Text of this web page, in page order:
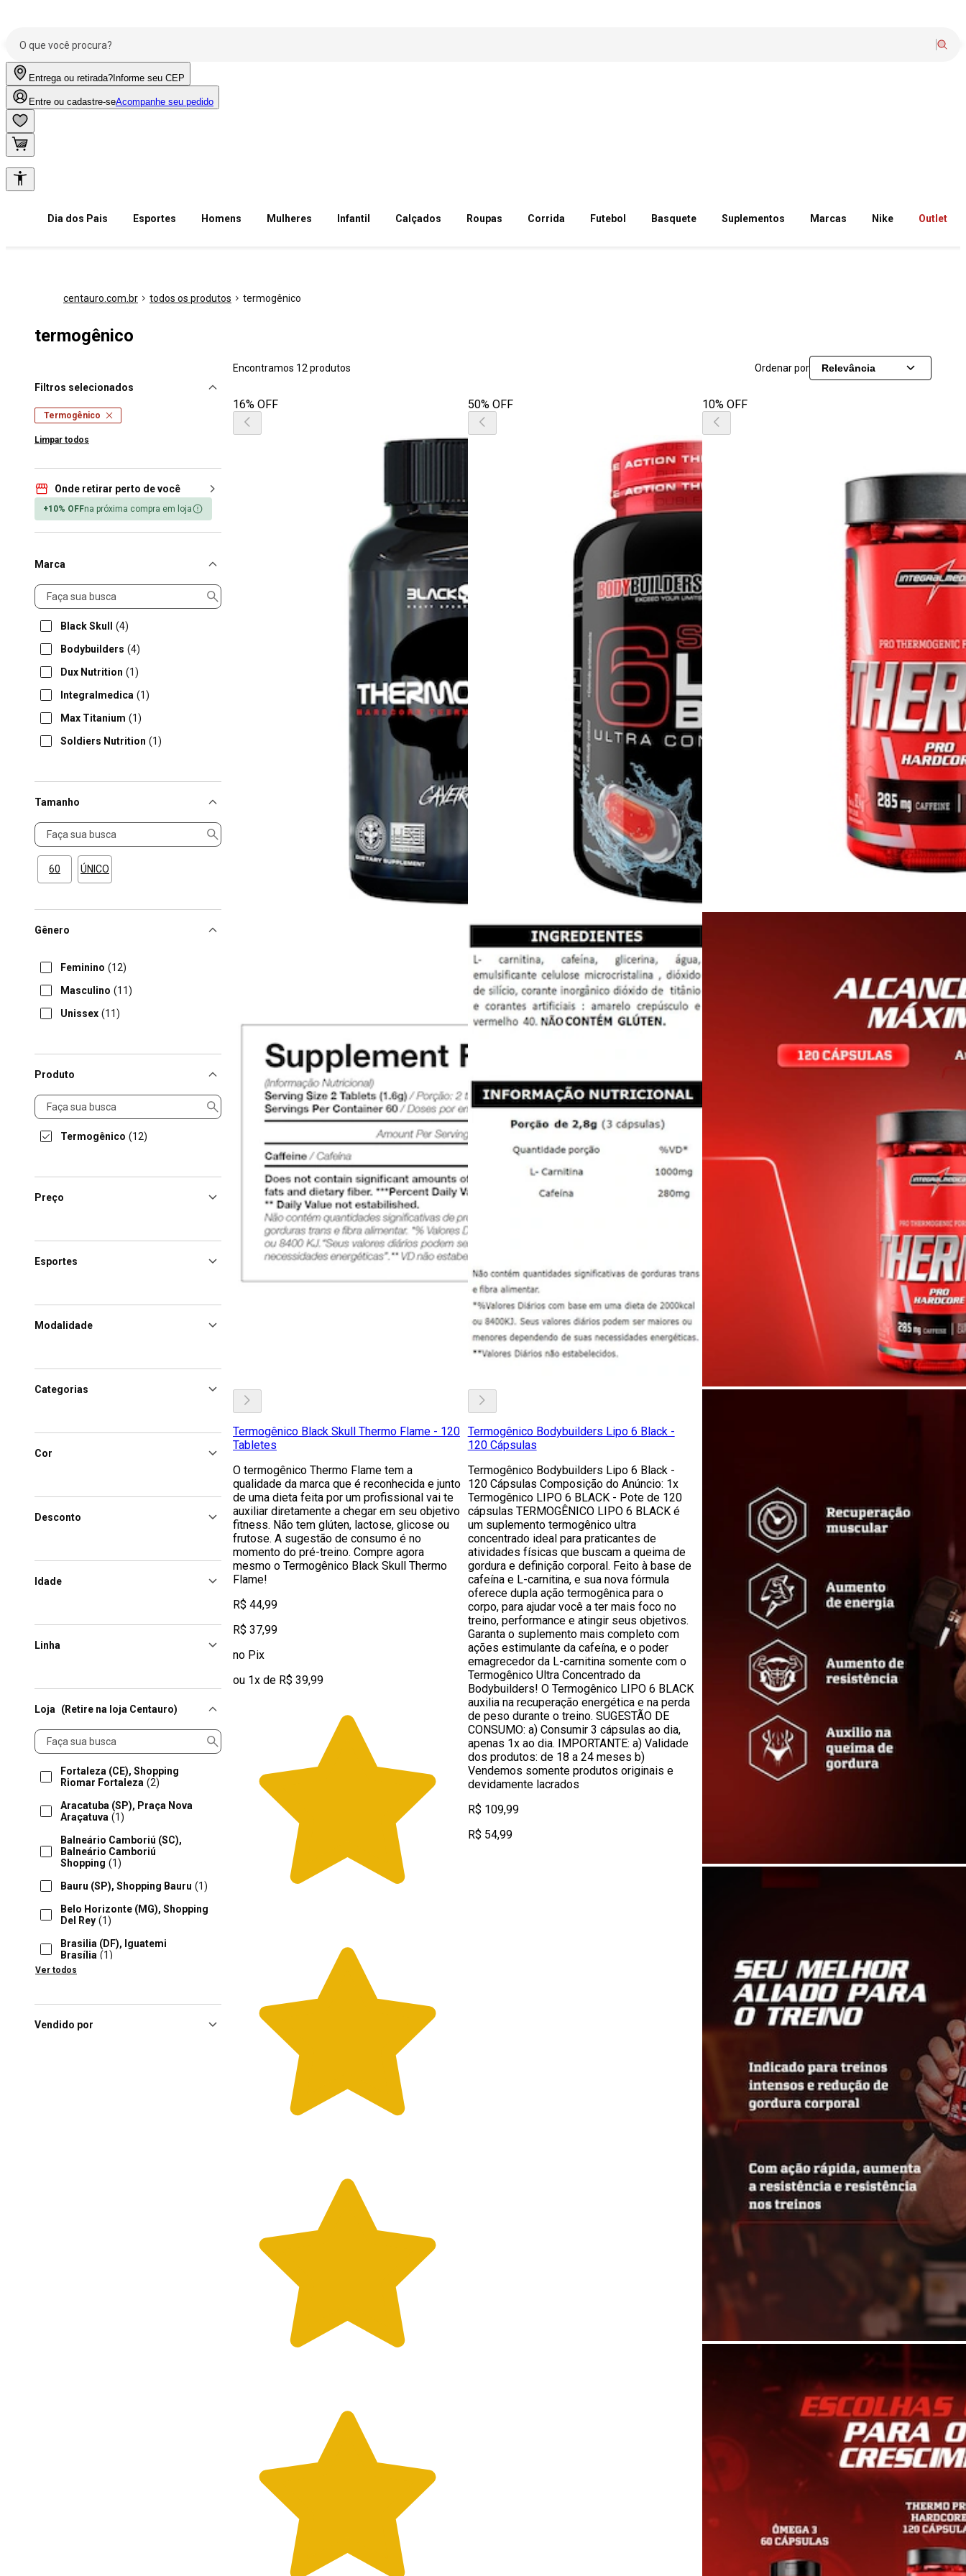
Entrega ou retirada? Informe seu CEP
Entre ou cadastre-seAcompanhe seu pedido
Dia dos Pais Esportes Homens Mulheres Infantil Calçados Roupas Corrida Futebol Basquete Suplementos Marcas Nike Outlet
centauro.com.br todos os produtos termogênico
termogênico
Filtros selecionados
Termogênico
Limpar todos
Onde retirar perto de você
+10% OFFna próxima compra em loja
Marca
Marca
Black Skull
(4)
Bodybuilders (4)
Dux Nutrition (1)
Integralmedica (1)
Max Titanium (1)
Soldiers Nutrition (1)
Tamanho
Tamanho
60 ÚNICO
Gênero
Feminino (12)
Masculino (11)
Unissex (11)
Produto
Produto
Termogênico (12)
Preço
Esportes
Modalidade
Categorias
Cor
Desconto
Idade
Linha
Loja (Retire na loja Centauro)
Loja
Fortaleza (CE), Shopping
Riomar Fortaleza (2)
Aracatuba (SP), Praça Nova
Araçatuva (1)
Balneário Camboriú (SC),
Balneário Camboriú
Shopping (1)
Bauru (SP), Shopping Bauru (1)
Belo Horizonte (MG), Shopping
Del Rey (1)
Brasilia (DF), Iguatemi
Brasília (1)
Brasília (DF), Shopping
Campinas
Ver todos
Vendido por
Encontramos 12 produtos Ordenar por Relevância
16% OFF
Termogênico Black Skull Thermo Flame - 120
Tabletes
O termogênico Thermo Flame tem a
qualidade da marca que é reconhecida e junto
de uma dieta feita por um profissional vai te
auxiliar diretamente a chegar em seu objetivo
fitness. Não tem glúten, lactose, glicose ou
frutose. A sugestão de consumo é no
momento do pré-treino. Compre agora
mesmo o Termogênico Black Skull Thermo
Flame!
R$ 44,99
R$ 37,99
no Pix
ou 1x de R$ 39,99
50% OFF
Termogênico Bodybuilders Lipo 6 Black -
120 Cápsulas
Termogênico Bodybuilders Lipo 6 Black -
120 Cápsulas Composição do Anúncio: 1x
Termogênico LIPO 6 BLACK - Pote de 120
cápsulas TERMOGÊNICO LIPO 6 BLACK é
um suplemento termogênico ultra
concentrado ideal para praticantes de
atividades físicas que buscam a queima de
gordura e definição corporal. Feito à base de
cafeína e L-carnitina, e sua nova fórmula
oferece dupla ação termogênica para o
corpo, para ajudar você a ter mais foco no
treino, performance e atingir seus objetivos.
Garanta o suplemento mais completo com
ações estimulante da cafeína, e o poder
emagrecedor da L-carnitina somente com o
Termogênico Ultra Concentrado da
Bodybuilders! O Termogênico LIPO 6 BLACK
auxilia na recuperação energética e na perda
de peso durante o treino. SUGESTÃO DE
CONSUMO: a) Consumir 3 cápsulas ao dia,
apenas 1x ao dia. IMPORTANTE: a) Validade
dos produtos: de 18 a 24 meses b)
Vendemos somente produtos originais e
devidamente lacrados
R$ 109,99
R$ 54,99
10% OFF